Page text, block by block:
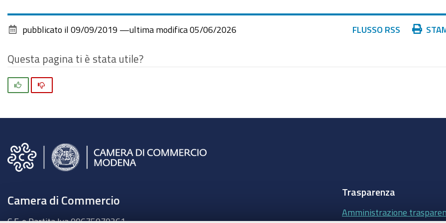
Azioni
FLUSSO RSS
pubblicato il 09/09/2019 —ultima modifica 05/06/2026
Questa pagina ti è stata utile?
Camera di Commercio
C.F. e Partita Iva 00675070361
Trasparenza
Amministrazione